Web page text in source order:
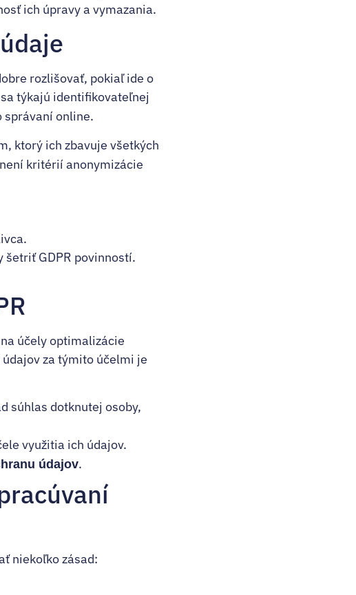
ich úpravy a vymazania.
rozlišovať, pokiaľ ide o
týkajú identifikovateľnej
správaní online.
ktorý ich zbavuje všetkých
kritérií anonymizácie
šetriť GDPR povinností.
účely optimalizácie
za týmito účelmi je
súhlas dotknutej osoby,
využitia ich údajov.
údajov.
niekoľko zásad: